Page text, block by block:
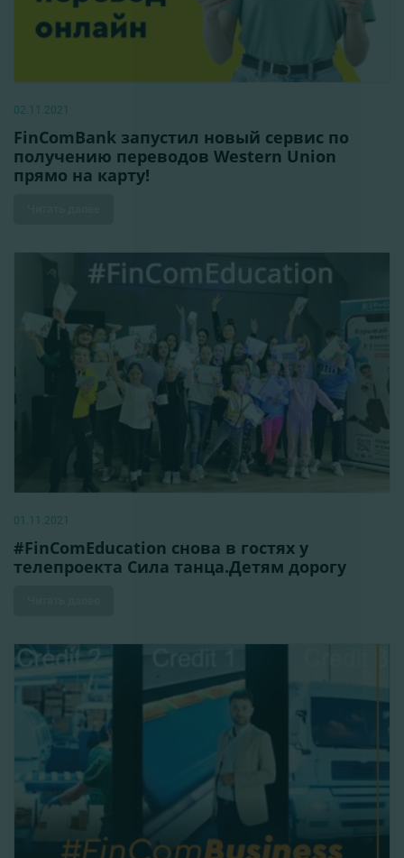
02.11.2021
FinComBank запустил новый сервис по
получению переводов Western Union
прямо на карту!
01.11.2021
#FinComEducation снова в гостях у
телепроекта Сила танца.Детям дорогу